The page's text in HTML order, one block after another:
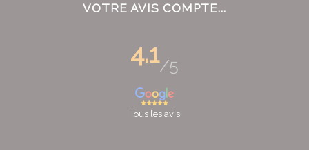
VOTRE AVIS COMPTE...
4.1/5
Tous les avis